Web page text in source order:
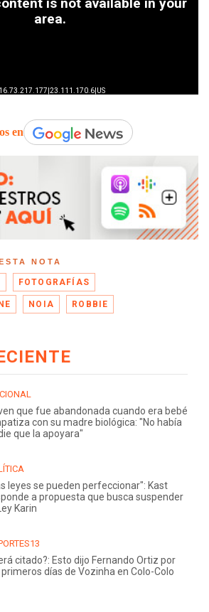
en
NOTA
FOTOGRAFÍAS
NOIA ROBBIE
que fue abandonada cuando era bebé
con su madre biológica: "No había
que la apoyara"
leyes se pueden perfeccionar": Kast
a propuesta que busca suspender
Karin
citado?: Esto dijo Fernando Ortiz por
primeros días de Vozinha en Colo-Colo